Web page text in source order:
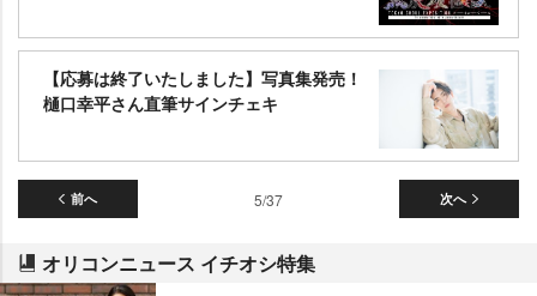
【応募は終了いたしました】写真集発売！
樋口幸平さん直筆サインチェキ
前へ 次へ
5/37
オリコンニュース イチオシ特集